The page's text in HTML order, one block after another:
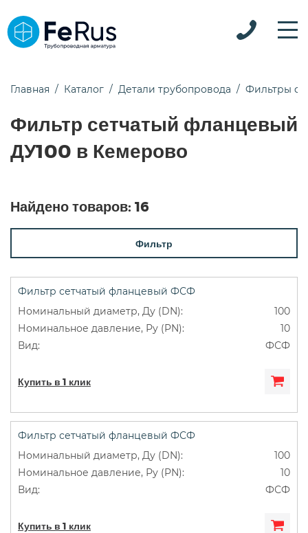
Главная Каталог Детали трубопровода Фильтры
Фильтр сетчатый фланцевый
ДУ100 в Кемерово
Найдено товаров: 16
Фильтр
Фильтр сетчатый фланцевый ФСФ
100
10
ФСФ
Купить в 1 клик
Фильтр сетчатый фланцевый ФСФ
100
10
ФСФ
Купить в 1 клик